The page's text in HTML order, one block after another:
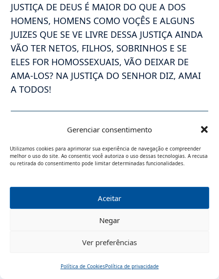
Gerenciar consentimento
Utilizamos cookies para aprimorar sua experiência de navegação e compreender
melhor o uso do site. Ao consentir, você autoriza o uso dessas tecnologias. A recusa
ou retirada do consentimento pode limitar determinadas funcionalidades.
Aceitar
Negar
Ver preferências
Política de CookiesPolítica de privacidade
JUSTIÇA DE DEUS É MAIOR DO QUE A DOS
HOMENS, HOMENS COMO VOÇÊS E ALGUNS
JUIZES QUE SE VE LIVRE DESSA JUSTIÇA AINDA
VÃO TER NETOS, FILHOS, SOBRINHOS E SE
ELES FOR HOMOSSEXUAIS, VÃO DEIXAR DE
AMA-LOS? NA JUSTIÇA DO SENHOR DIZ, AMAI
A TODOS!
monique nunes4 DE MAIO, 2012
nunca li tanta … em toda a minha vida,quem
sabe é melhor deixar essas crianças em
de ridiculos qie se apegam a um falso
moralismo acham que um casal gay não tem
moral para cuiar de uma criança, vcs são a
escoria da nação!!!!!
MINHA MULHER!!!